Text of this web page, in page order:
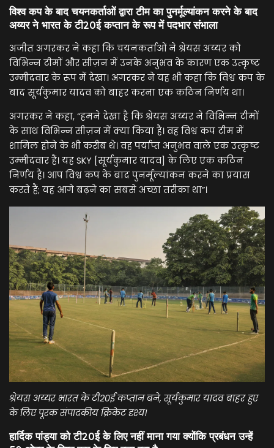
विश्व कप के बाद चयनकर्ताओं द्वारा टीम का पुनर्मूल्यांकन करने के बाद
अय्यर ने भारत के टी20ई कप्तान के रूप में पदभार संभाला
अजीत अगरकर ने कहा कि चयनकर्ताओं ने श्रेयस अय्यर को
विभिन्न टीमों और सीज़न में उनके अनुभव के कारण एक उत्कृष्ट
उम्मीदवार के रूप में देखा। अगरकर ने यह भी कहा कि विश्व कप के
बाद सूर्यकुमार यादव को बाहर करना एक कठिन निर्णय था।
अगरकर ने कहा, “हमने देखा है कि श्रेयस अय्यर ने विभिन्न टीमों
के साथ विभिन्न सीज़न में क्या किया है। वह विश्व कप टीम में
शामिल होने के भी करीब थे। वह पर्याप्त अनुभव वाले एक उत्कृष्ट
उम्मीदवार हैं। यह SKY [सूर्यकुमार यादव] के लिए एक कठिन
निर्णय है। आप विश्व कप के बाद पुनर्मूल्यांकन करने का प्रयास
करते हैं; यह आगे बढ़ने का सबसे अच्छा तरीका था”।
श्रेयस अय्यर भारत के टी20ई कप्तान बने, सूर्यकुमार यादव बाहर हुए
के लिए पूरक संपादकीय क्रिकेट दृश्य।
हार्दिक पांड्या को टी20ई के लिए नहीं माना गया क्योंकि प्रबंधन उन्हें